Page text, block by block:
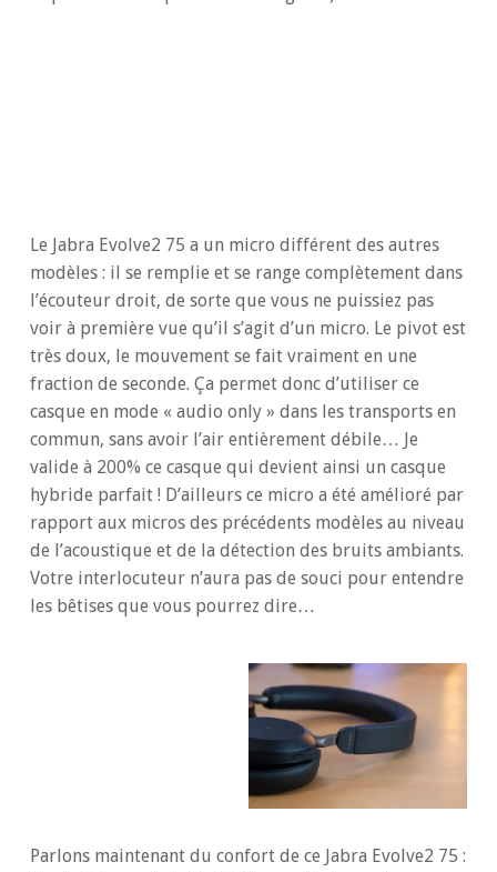
Le Jabra Evolve2 75 a un micro différent des autres
modèles : il se remplie et se range complètement dans
l’écouteur droit, de sorte que vous ne puissiez pas
voir à première vue qu’il s’agit d’un micro. Le pivot est
très doux, le mouvement se fait vraiment en une
fraction de seconde. Ça permet donc d’utiliser ce
casque en mode « audio only » dans les transports en
commun, sans avoir l’air entièrement débile… Je
valide à 200% ce casque qui devient ainsi un casque
hybride parfait ! D’ailleurs ce micro a été amélioré par
rapport aux micros des précédents modèles au niveau
de l’acoustique et de la détection des bruits ambiants.
Votre interlocuteur n’aura pas de souci pour entendre
les bêtises que vous pourrez dire…
Parlons maintenant du confort de ce Jabra Evolve2 75 :